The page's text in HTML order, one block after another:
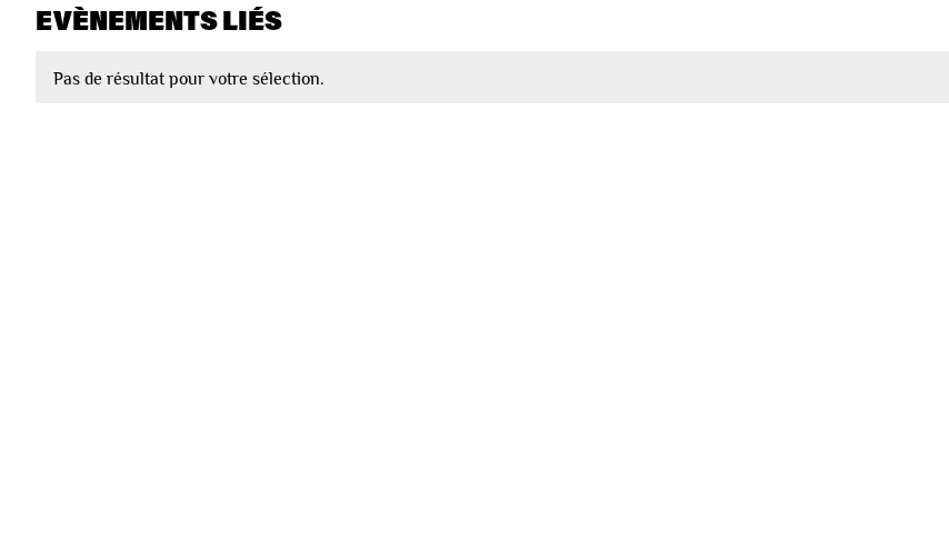
EVÈNEMENTS LIÉS
Pas de résultat pour votre sélection.